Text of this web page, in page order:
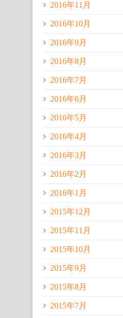
2016年11月
2016年10月
2016年9月
2016年8月
2016年7月
2016年6月
2016年5月
2016年4月
2016年3月
2016年2月
2016年1月
2015年12月
2015年11月
2015年10月
2015年9月
2015年8月
2015年7月